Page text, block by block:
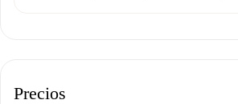
Precios